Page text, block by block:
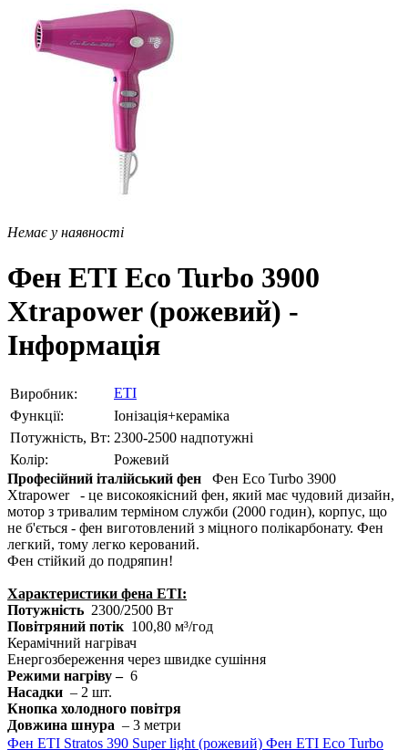
Немає у наявності
Фен ETI Eco Turbo 3900
Xtrapower (рожевий) -
Інформація
Виробник:
ETI
Функції:
Іонізація+кераміка
Потужність, Вт: 2300-2500 надпотужні
Колір:
Рожевий
Професійний італійський фен
Фен Eco Turbo 3900
Xtrapower
- це високоякісний фен, який має чудовий дизайн,
мотор з тривалим терміном служби (2000 годин), корпус, що
не б'ється - фен виготовлений з міцного полікарбонату. Фен
легкий, тому легко керований.
Фен стійкий до подряпин!
Характеристики фена ETI:
Потужність 2300/2500 Вт
Повітряний потік 100,80 м³/год
Керамічний нагрівач
Енергозбереження через швидке сушіння
Режими нагріву – 6
Насадки – 2 шт.
Кнопка холодного повітря
Довжина шнура – ​​3 метри
Фен ETI Stratos 390 Super light (рожевий) Фен ETI Eco Turbo